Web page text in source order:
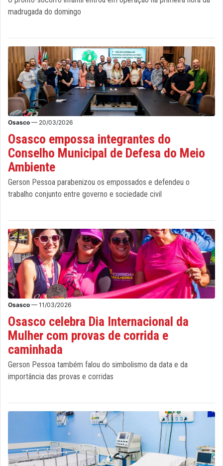
madrugada do domingo
Osasco — 20/03/2026
Osasco empossa integrantes do
Conselho Municipal de Defesa do Meio
Ambiente
Gerson Pessoa parabenizou os empossados e defendeu o
trabalho conjunto entre governo e sociedade civil
Osasco — 11/03/2026
Osasco celebra Dia Internacional da
Mulher com provas de corrida e
caminhada
Gerson Pessoa também falou do simbolismo da data e da
importância das provas e corridas